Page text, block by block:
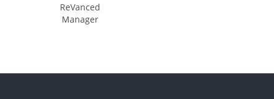
ReVanced
Manager